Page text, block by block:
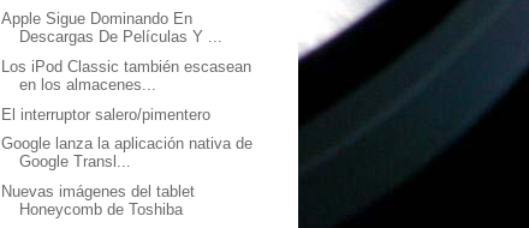
Apple Sigue Dominando En
Descargas De Películas Y ...
Los iPod Classic también escasean
en los almacenes...
El interruptor salero/pimentero
Google lanza la aplicación nativa de
Google Transl...
Nuevas imágenes del tablet
Honeycomb de Toshiba